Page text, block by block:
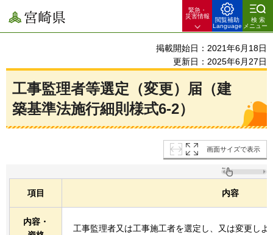
宮崎県
緊急・
災害情報
閲覧補助
Language
検索
メニュー
掲載開始日：2021年6月18日
更新日：2025年6月27日
工事監理者等選定（変更）届（建
築基準法施行細則様式6-2）
画面サイズで表示
項目 内容
内容・
工事監理者又は工事施工者を選定し、又は変更し